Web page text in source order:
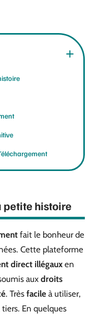
petite histoire
fait le bonheur de
Cette plateforme
direct illégauxen
aux droits
. Très facile à utiliser,
En quelques